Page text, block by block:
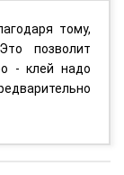
тому,
позволит
- клей надо